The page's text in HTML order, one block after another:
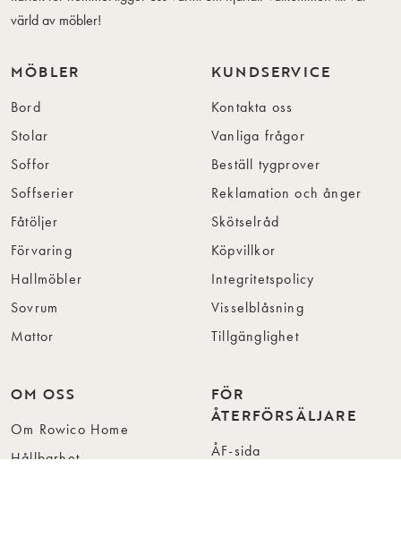
värld av möbler!
MÖBLER
Bord
Stolar
Soffor
Soffserier
Fåtöljer
Förvaring
Hallmöbler
Sovrum
Mattor
KUNDSERVICE
Kontakta oss
Vanliga frågor
Beställ tygprover
Reklamation och ånger
Skötselråd
Köpvillkor
Integritetspolicy
Visselblåsning
Tillgänglighet
OM OSS
Om Rowico Home
Hållbarhet
FÖR
ÅTERFÖRSÄLJARE
ÅF-sida